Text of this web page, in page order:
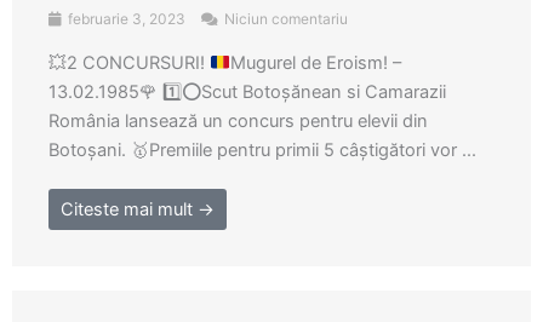
februarie 3, 2023 Niciun comentariu
💥2 CONCURSURI!
Mugurel de Eroism! –
13.02.1985🌹 1️⃣⭕Scut Botoșănean si Camarazii
România lansează un concurs pentru elevii din
Botoșani. 🥇Premiile pentru primii 5 câștigători vor ...
Citeste mai mult →